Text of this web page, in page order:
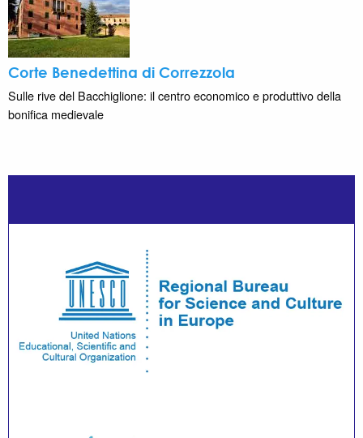
Corte Benedettina di Correzzola
Sulle rive del Bacchiglione: il centro economico e produttivo della
bonifica medievale